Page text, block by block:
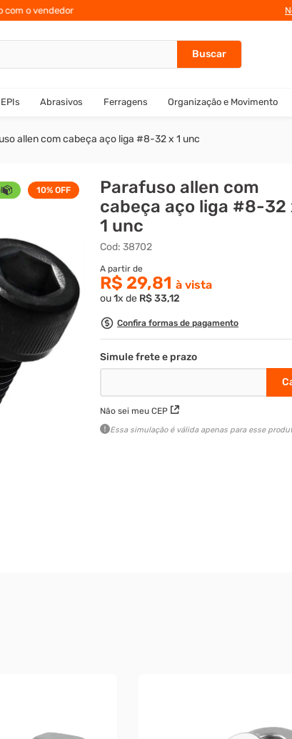
com o vendedor
EPIs Abrasivos Ferragens Organização e Movimento
allen com cabeça aço liga #8-32 x 1 unc
10%OFF
Parafuso allen com
cabeça aço liga #8-32
1 unc
Cod:38702
R$ 29,81
ou1x de R$33,12
Confira formas de pagamento
Não sei meu CEP
Essa simulação é válida apenas para esse